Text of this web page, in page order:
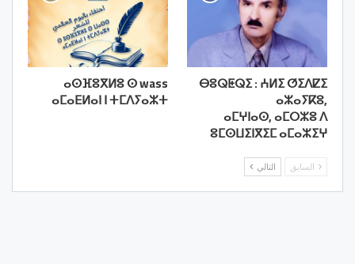
ⴱⵓⵕⵟⵕⵉ : ⵄⵍⵉ ⵚⵉⴷⵇⵉ
ⴰⵣⴰⵢⴽⵓ,
ⴰⵎⵖⵏⴰⵙ, ⴰⵎⵔⵣⵓ ⴷ
ⵓⵎⵙⵡⵉⵏⴳⵉⵎ ⴰⵎⴰⵣⵉⵖ
ⴰⵙⴼⵓⴳⵍⵓ ⵙ wass
ⴰⵎⴰⴹⵍⴰⵏ ⵏ ⵜⵎⴷⵢⴰⵣⵜ
السابق التالي